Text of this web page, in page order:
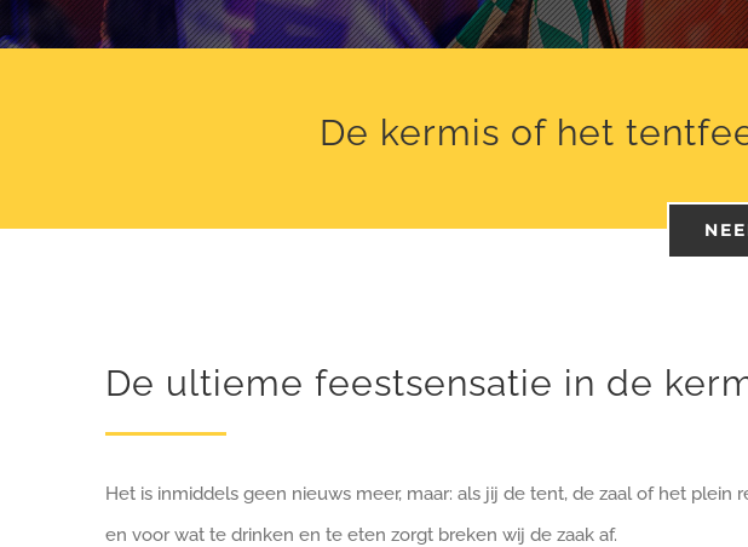
De kermis of het
De ultieme feestsensatie in de
Het is inmiddels geen nieuws meer, maar: als jij de tent, de zaal of het plein
en voor wat te drinken en te eten zorgt breken wij de zaak af.